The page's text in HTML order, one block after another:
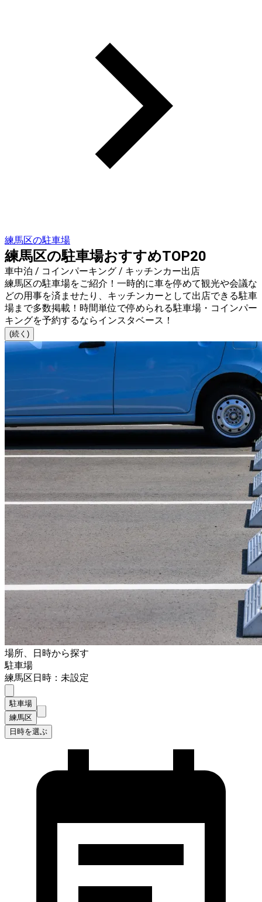
練馬区の駐車場
練馬区の駐車場おすすめTOP20
車中泊 / コインパーキング / キッチンカー出店
練馬区の駐車場をご紹介！一時的に車を停めて観光や会議な
どの用事を済ませたり、キッチンカーとして出店できる駐車
場まで多数掲載！時間単位で停められる駐車場・コインパー
キングを予約するならインスタベース！
(続く)
場所、日時から探す
駐車場
練馬区日時：未設定
駐車場
練馬区
日時を選ぶ